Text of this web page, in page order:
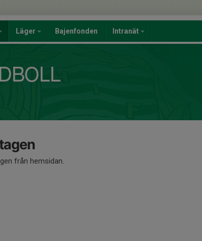
Läger Bajenfonden Intranät
från hemsidan.